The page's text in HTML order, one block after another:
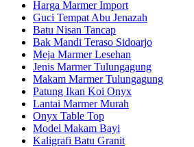
Harga Marmer Import
Guci Tempat Abu Jenazah
Batu Nisan Tancap
Bak Mandi Teraso Sidoarjo
Meja Marmer Lesehan
Jenis Marmer Tulungagung
Makam Marmer Tulungagung
Patung Ikan Koi Onyx
Lantai Marmer Murah
Onyx Table Top
Model Makam Bayi
Kaligrafi Batu Granit